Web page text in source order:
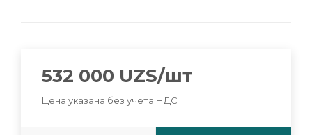
532 000 UZS/шт
Цена указана без учета НДС